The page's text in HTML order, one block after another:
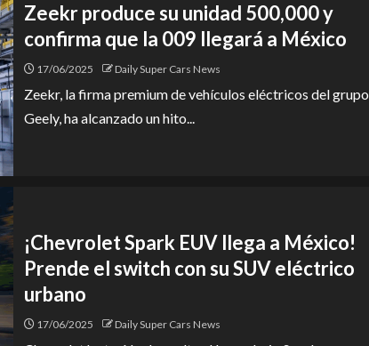
Zeekr produce su unidad 500,000 y
confirma que la 009 llegará a México
17/06/2025 Daily Super Cars News
Zeekr, la firma premium de vehículos eléctricos del grupo
Geely, ha alcanzado un hito...
¡Chevrolet Spark EUV llega a México!
Prende el switch con su SUV eléctrico
urbano
17/06/2025 Daily Super Cars News